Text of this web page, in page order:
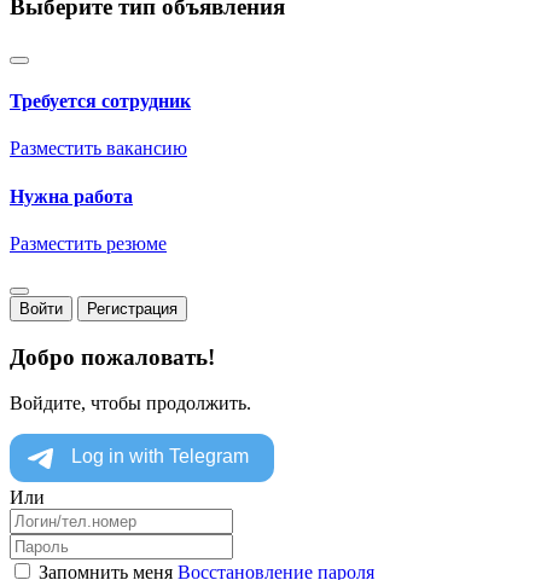
Выберите тип объявления
Требуется сотрудник
Разместить вакансию
Нужна работа
Разместить резюме
Войти Регистрация
Добро пожаловать!
Войдите, чтобы продолжить.
Или
Запомнить меня Восстановление пароля